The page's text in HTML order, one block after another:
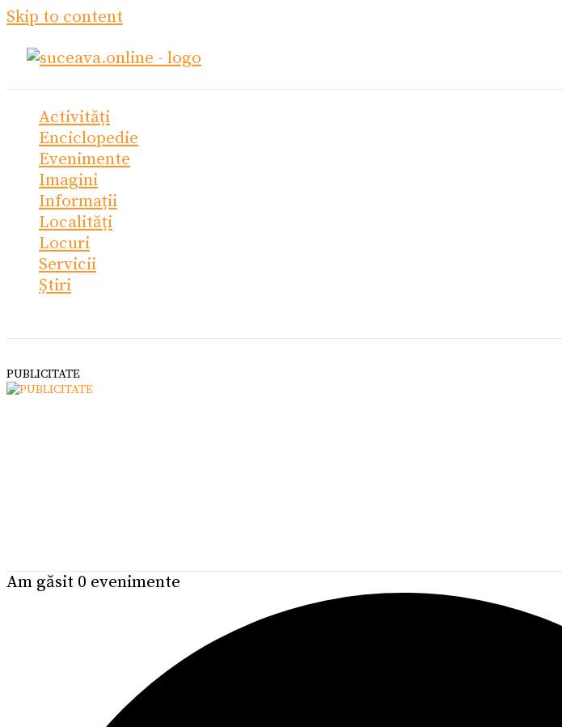
Skip to content
Activități
Enciclopedie
Evenimente
Imagini
Informații
Localități
Locuri
Servicii
Știri
PUBLICITATE
Am găsit 0 evenimente